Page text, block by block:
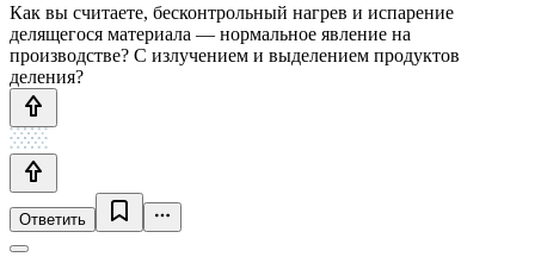
Как вы считаете, бесконтрольный нагрев и испарение
делящегося материала — нормальное явление на
производстве? С излучением и выделением продуктов
деления?
Ответить